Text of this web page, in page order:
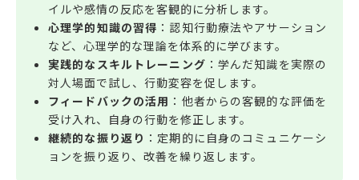
イルや感情の反応を客観的に分析します。
心理学的知識の習得 ：認知行動療法やアサーション
など、心理学的な理論を体系的に学びます。
実践的なスキルトレーニング ：学んだ知識を実際の
対人場面で試し、行動変容を促します。
フィードバックの活用 ：他者からの客観的な評価を
受け入れ、自身の行動を修正します。
継続的な振り返り ：定期的に自身のコミュニケーシ
ョンを振り返り、改善を繰り返します。